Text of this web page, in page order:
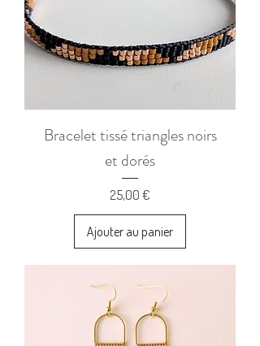
Bracelet tissé triangles noirs
et dorés
Prix
25,00 €
Ajouter au panier